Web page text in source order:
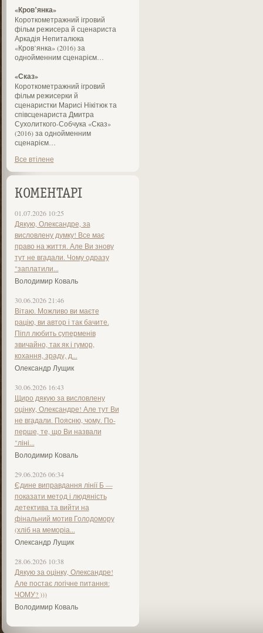
«Кров’янка»
Короткометражний ігровий
фільм режисера й сценариста
Аркадія Непиталюка
«Кров’янка» (2016) за
однойменним сценарієм…
«Сказ»
Короткометражний ігровий
фільм режисерки й
сценаристки Марисі Нікітюк та
співсценариста Дмитра
Сухолиткого-Собчука «Сказ»
(2016) за однойменним
сценарієм…
Все втілене
КОМЕНТАРІ
01.07.2026 10:25
Дякую, Олександре, за
висловлену думку! Все має
право на життя. Але Ви знову
тут не вгадали. Чому одразу
"заплатили...
Володимир Коваль
30.06.2026 21:46
Вітаю. Можливо ви маєте
рацію, ви автор і так бачите.
Піпл любить суперменів
звичайно, так як і гумор,
кохання, зраду, д...
Олександр Лущик
30.06.2026 16:43
Щиро дякую за висловлену
оцінку, Олександре! Але тут Ви
не вгадали. Поясню, чому. По-
перше, те, що Ви назвали
"ліні...
Володимир Коваль
29.06.2026 06:34
Єдине виправдання лінії Б —
показати метод і людяність
детектива та вийти на
фінальний мотив Голодомору
(хліб на меморіа...
Олександр Лущик
28.06.2026 10:38
Дякую за оцінку, Олександре!
Але постає логічне питання:
ЧОМУ? )))
Володимир Коваль